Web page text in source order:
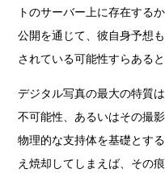
トのサーバー上に存在する
公開を通じて、彼自身予想
されている可能性すらある
デジタル写真の最大の特質
不可能性、あるいはその撮
物理的な支持体を基礎とす
え焼却してしまえば、その